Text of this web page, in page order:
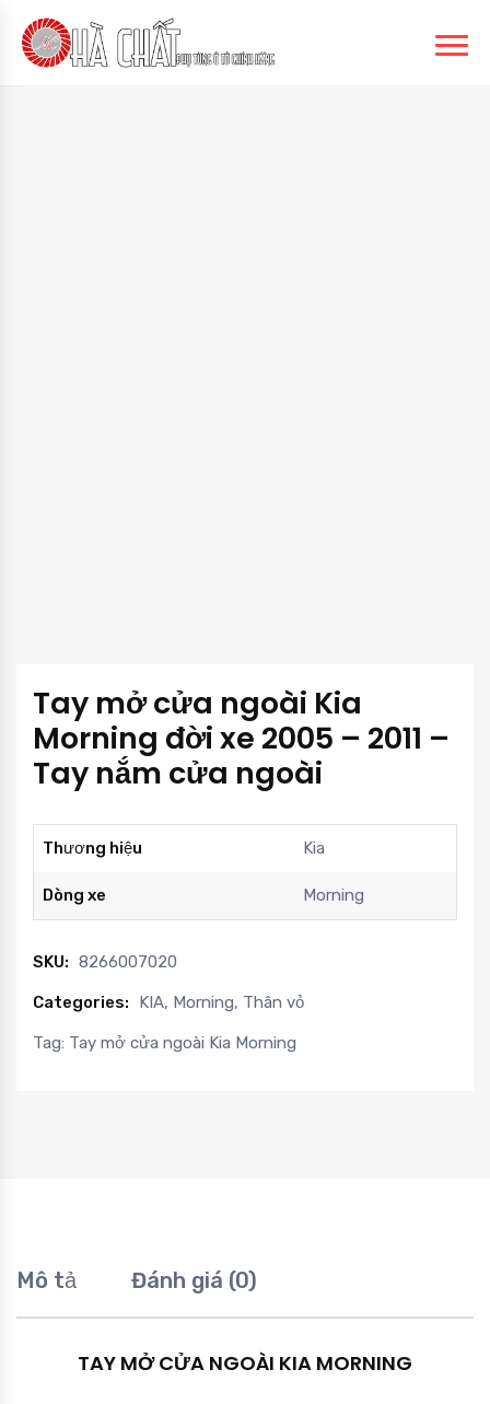
Tay mở cửa ngoài Kia
Morning đời xe 2005 – 2011 –
Tay nắm cửa ngoài
Thương hiệu Kia
Dòng xe Morning
SKU: 8266007020
Categories: KIA, Morning, Thân vỏ
Tag: Tay mở cửa ngoài Kia Morning
Mô tả Đánh giá (0)
TAY MỞ CỬA NGOÀI KIA MORNING